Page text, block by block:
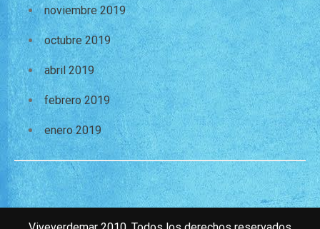
noviembre 2019
octubre 2019
abril 2019
febrero 2019
enero 2019